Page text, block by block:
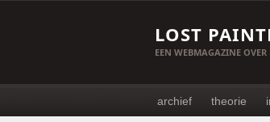
LOST
EEN WEBMAGAZINE
archief theorie